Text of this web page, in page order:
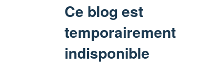
Ce blog est
temporairement
indisponible